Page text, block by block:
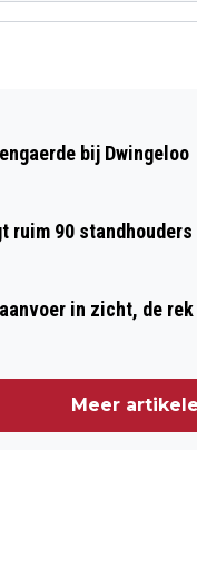
TOONT
bij Dwingeloo
ruim 90
in zicht, de
Meer